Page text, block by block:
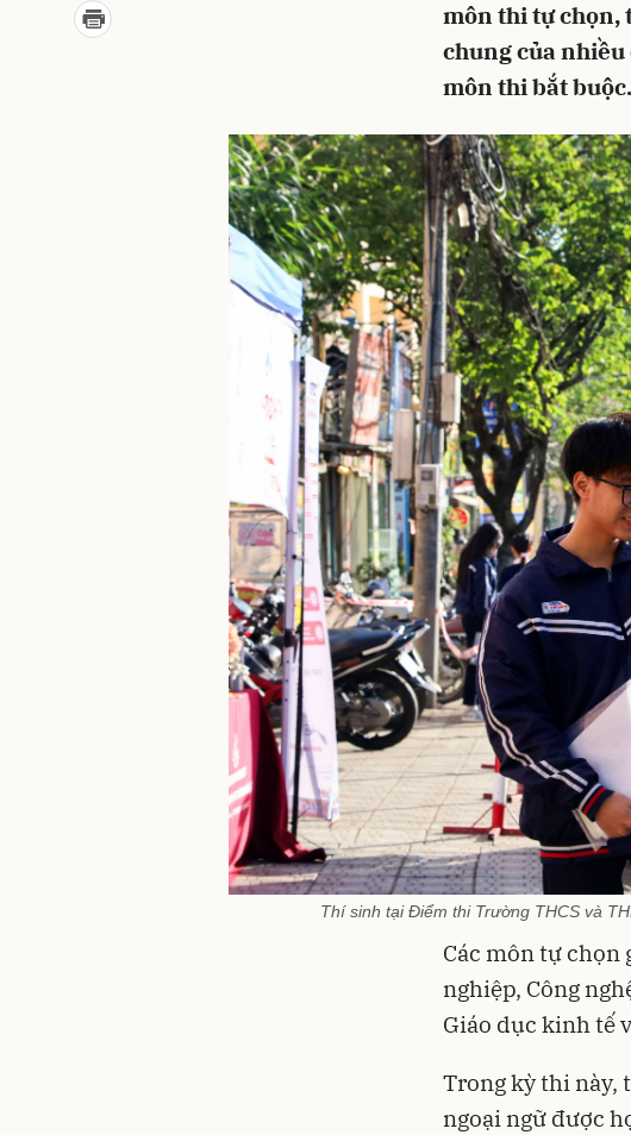
môn thi tự chọn,
chung của
môn thi bắt buộc.
Thí sinh tại Điểm thi Trường THCS và
Các môn tự chọn
nghiệp, Công
Giáo dục kinh tế
Trong kỳ thi này,
ngoại ngữ được